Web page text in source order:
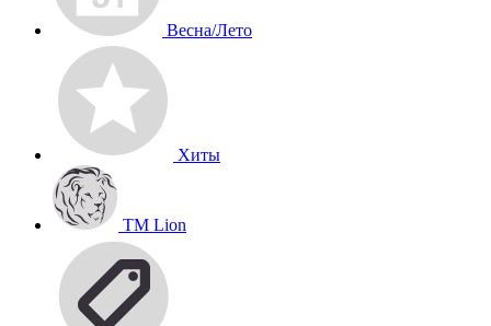
Весна/Лето
Хиты
TM Lion